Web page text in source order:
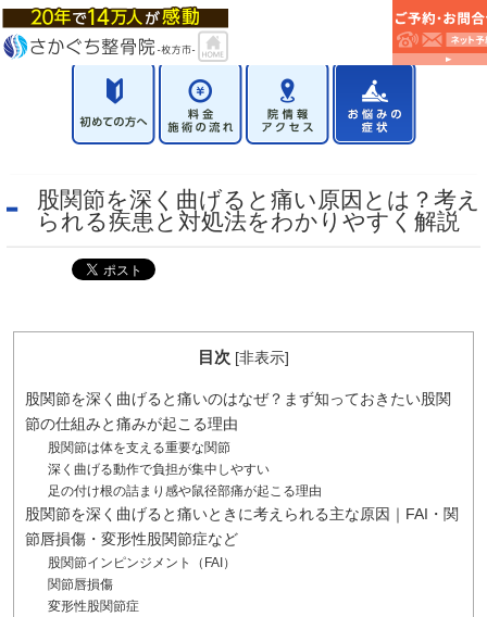
股関節を深く曲げると痛い原因とは？考え
られる疾患と対処法をわかりやすく解説
目次 [非表示]
股関節を深く曲げると痛いのはなぜ？まず知っておきたい股関
節の仕組みと痛みが起こる理由
股関節は体を支える重要な関節
深く曲げる動作で負担が集中しやすい
足の付け根の詰まり感や鼠径部痛が起こる理由
股関節を深く曲げると痛いときに考えられる主な原因｜FAI・関
節唇損傷・変形性股関節症など
股関節インピンジメント（FAI）
関節唇損傷
変形性股関節症